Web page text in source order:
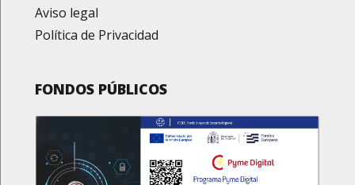
Aviso legal
Política de Privacidad
FONDOS PÚBLICOS